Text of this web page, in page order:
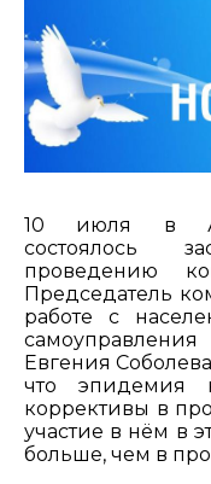
10 июля в
состоялось
проведению
Председатель
работе с
Евгения
что эпидемия
коррективы в
участие в нём в
больше, чем в